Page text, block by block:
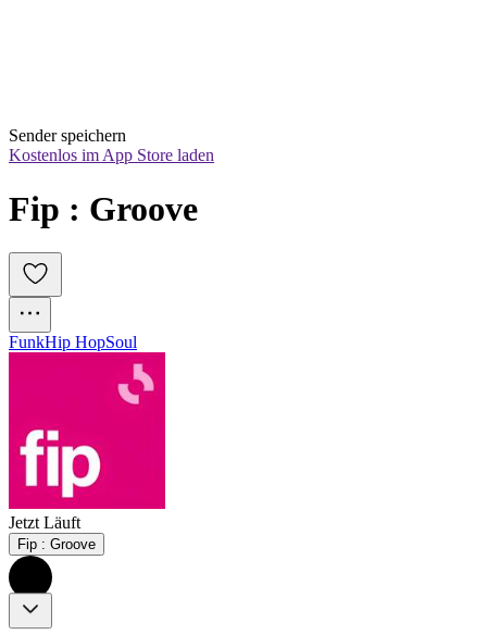
Sender speichern
Kostenlos im App Store laden
Fip : Groove
FunkHip HopSoul
Jetzt Läuft
Fip : Groove